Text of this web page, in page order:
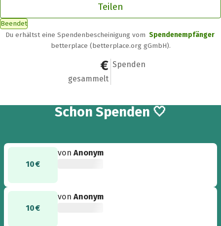
Teilen
Beendet
Du erhältst eine Spendenbescheinigung vom Spendenempfänger
betterplace (betterplace.org gGmbH).
240 €
gesammelt
13
Spenden
Schon 13
Spenden 🤍
10 €
vonAnonym
10 €
vonAnonym